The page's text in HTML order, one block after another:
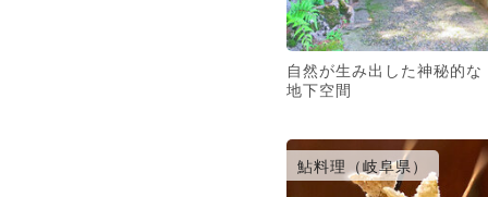
自然が生み出した神秘的な
地下空間
鮎料理（岐阜県）